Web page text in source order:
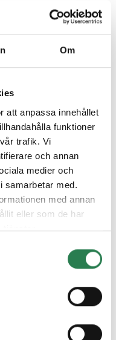
Om
att anpassa innehållet
funktioner
trafik. Vi
och annan
medier och
samarbetar med.
med annan
eller som de har
tjänster.